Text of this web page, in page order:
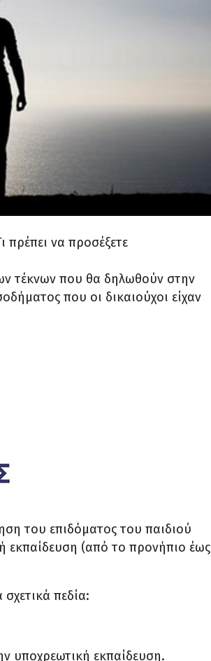
πρέπει να προσέξετε
τέκνων που θα δηλωθούν στην
που οι δικαιούχοι είχαν
του επιδόματος του παιδιού
εκπαίδευση (από το προνήπιο έως
πεδία:
υποχρεωτική εκπαίδευση.